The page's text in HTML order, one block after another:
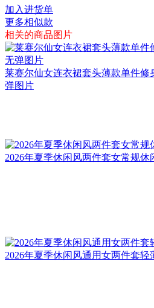
加入进货单
更多相似款
相关的商品图片
莱赛尔仙女连衣裙套头薄款单件
弹图片
2026年夏季休闲风两件套女常规
2026年夏季休闲风通用女两件套